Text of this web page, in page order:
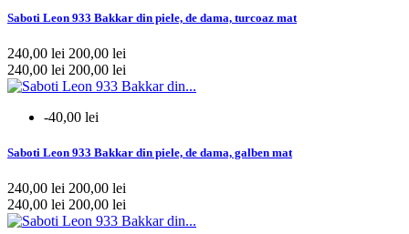
Saboti Leon 933 Bakkar din piele, de dama, turcoaz mat
240,00 lei 200,00 lei
240,00 lei 200,00 lei
-40,00 lei
Saboti Leon 933 Bakkar din piele, de dama, galben mat
240,00 lei 200,00 lei
240,00 lei 200,00 lei